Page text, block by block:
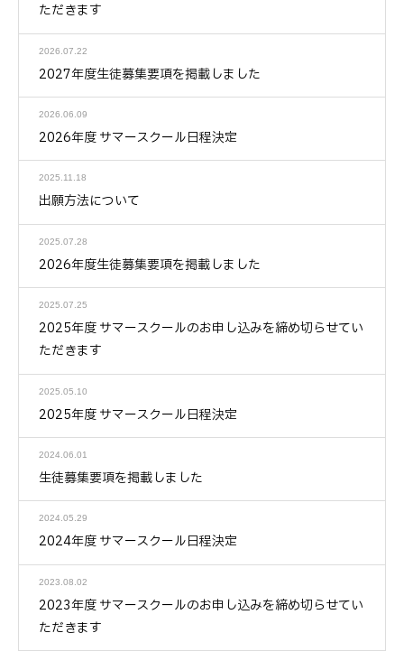
ただきます
2026.07.22
2027年度生徒募集要項を掲載しました
2026.06.09
2026年度 サマースクール日程決定
2025.11.18
出願方法について
2025.07.28
2026年度生徒募集要項を掲載しました
2025.07.25
2025年度 サマースクールのお申し込みを締め切らせてい
ただきます
2025.05.10
2025年度 サマースクール日程決定
2024.06.01
生徒募集要項を掲載しました
2024.05.29
2024年度 サマースクール日程決定
2023.08.02
2023年度 サマースクールのお申し込みを締め切らせてい
ただきます